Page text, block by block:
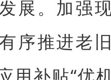
展。加强
序推进老